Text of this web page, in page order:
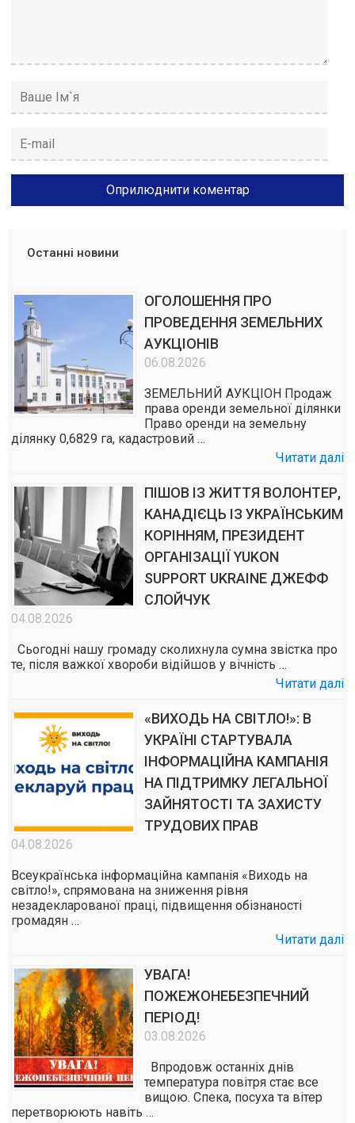
Останні новини
ОГОЛОШЕННЯ ПРО
ПРОВЕДЕННЯ ЗЕМЕЛЬНИХ
АУКЦІОНІВ
06.08.2026
ЗЕМЕЛЬНИЙ АУКЦІОН Продаж
права оренди земельної ділянки
Право оренди на земельну
ділянку 0,6829 га, кадастровий …
Читати далі
ПІШОВ ІЗ ЖИТТЯ ВОЛОНТЕР,
КАНАДІЄЦЬ ІЗ УКРАЇНСЬКИМ
КОРІННЯМ, ПРЕЗИДЕНТ
ОРГАНІЗАЦІЇ YUKON
SUPPORT UKRAINE ДЖЕФФ
СЛОЙЧУК
04.08.2026
Сьогодні нашу громаду сколихнула сумна звістка про
те, після важкої хвороби відійшов у вічність …
Читати далі
«ВИХОДЬ НА СВІТЛО!»: В
УКРАЇНІ СТАРТУВАЛА
ІНФОРМАЦІЙНА КАМПАНІЯ
НА ПІДТРИМКУ ЛЕГАЛЬНОЇ
ЗАЙНЯТОСТІ ТА ЗАХИСТУ
ТРУДОВИХ ПРАВ
04.08.2026
Всеукраїнська інформаційна кампанія «Виходь на
світло!», спрямована на зниження рівня
незадекларованої праці, підвищення обізнаності
громадян …
Читати далі
УВАГА!
ПОЖЕЖОНЕБЕЗПЕЧНИЙ
ПЕРІОД!
03.08.2026
Впродовж останніх днів
температура повітря стає все
вищою. Спека, посуха та вітер
перетворюють навіть …